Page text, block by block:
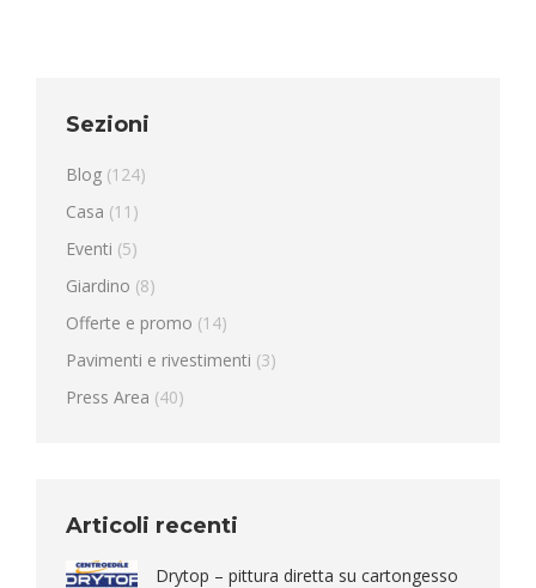
Sezioni
Blog (124)
Casa (11)
Eventi (5)
Giardino (8)
Offerte e promo (14)
Pavimenti e rivestimenti (3)
Press Area (40)
Articoli recenti
Drytop – pittura diretta su cartongesso